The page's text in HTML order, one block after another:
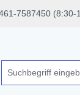
7587450